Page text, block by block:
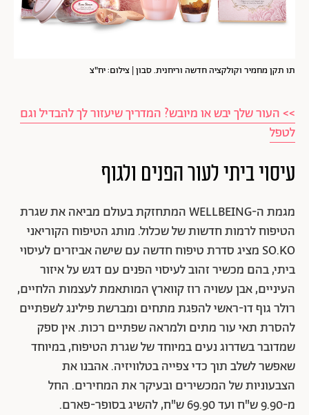
תו תקן מחמיר וקולקציה חדשה וריחנית. סבון | צילום: יח"צ
>> העור שלך יבש או מיובש? המדריך שיעזור לך להבדיל וגם
לטפל
עיסוי ביתי לעור הפנים ולגוף
מגמת ה-WELLBEING המתחזקת בעולם מביאה את שגרת
הטיפוח לרמות חדשות של שכלול. מותג הטיפוח הקוריאני
SO.KO מציג סדרת טיפוח חדשה עם שישה אביזרים לעיסוי
ביתי, בהם מכשיר זהוב לעיסוי הפנים עם דגש על איזור
העיניים, אבן עשויה רוז קווארץ המותאמת לעצמות הלחיים,
רולר גוף דו-ראשי להפגת מתחים ומברשת פילינג לשפתיים
להסרת תאי עור מתים ולמראה שפתיים רכות. אין ספק
שמדובר בשדרוג נעים במיוחד של שגרת הטיפוח, במיוחד
שאפשר לשלב תוך כדי צפייה בטלוויזיה. אהבנו את
הצבעוניות של המכשירים ובעיקר את המחירים. החל
מ-9.90 ש"ח ועד 69.90 ש"ח, להשיג בסופר-פארם.